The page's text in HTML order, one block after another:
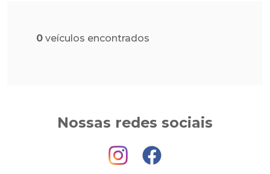
0 veículos encontrados
Nossas redes sociais